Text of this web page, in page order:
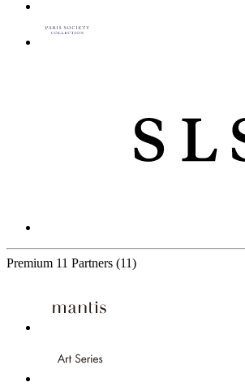
Premium 11 Partners (11)